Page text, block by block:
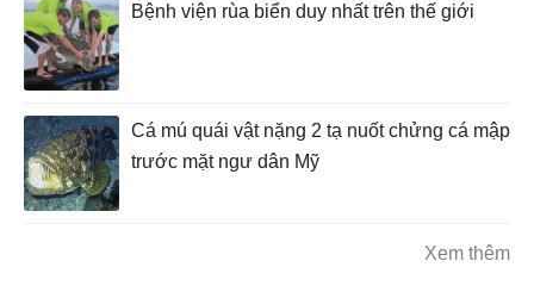
Bệnh viện rùa biển duy nhất trên thế giới
Cá mú quái vật nặng 2 tạ nuốt chửng cá mập
trước mặt ngư dân Mỹ
Xem thêm